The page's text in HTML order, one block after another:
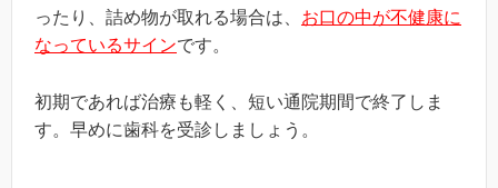
ったり、詰め物が取れる場合は、 お口の中が不健康に
なっているサインです。
初期であれば治療も軽く、短い通院期間で終了しま
す。早めに歯科を受診しましょう。